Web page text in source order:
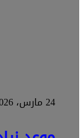
24 مارس، 2026